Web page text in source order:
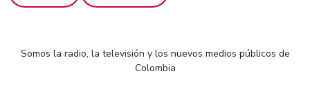
Somos la radio, la televisión y los nuevos medios públicos de
Colombia